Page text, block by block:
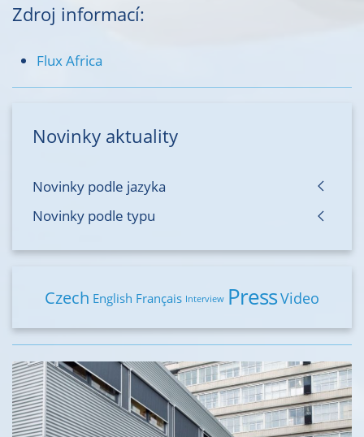
Zdroj informací:
Flux Africa
Novinky aktuality
Novinky podle jazyka
Novinky podle typu
Czech English Français Interview PressVideo